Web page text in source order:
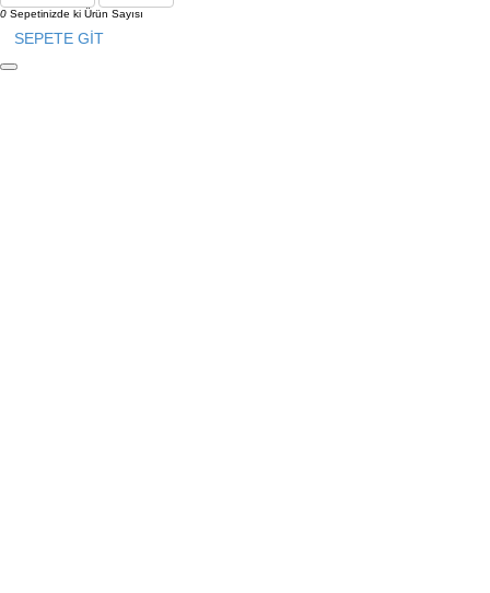
0 Sepetinizde ki Ürün Sayısı
SEPETE GİT